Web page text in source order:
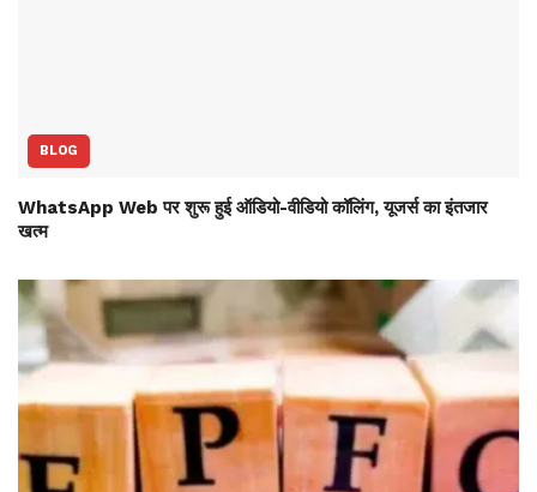
BLOG
WhatsApp Web पर शुरू हुई ऑडियो-वीडियो कॉलिंग, यूजर्स का इंतजार
खत्म